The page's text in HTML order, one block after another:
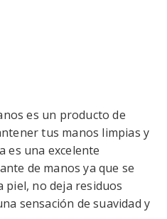
es un producto de
tus manos limpias y
es una excelente
de manos ya que se
piel, no deja residuos
sensación de suavidad y